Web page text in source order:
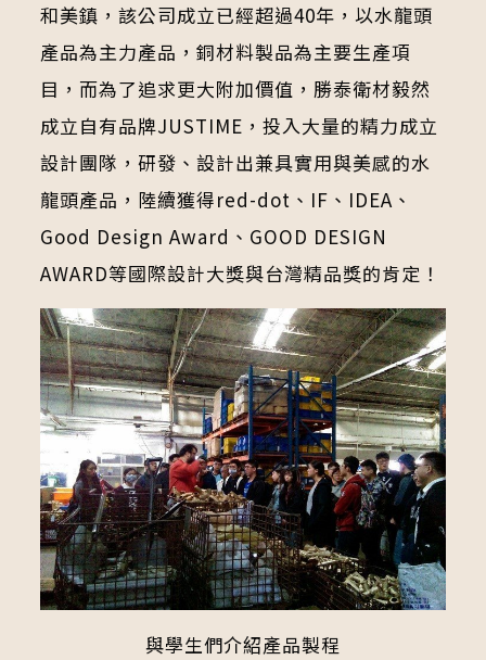
和美鎮，該公司成立已經超過40年，以水龍頭
產品為主力產品，銅材料製品為主要生產項
目，而為了追求更大附加價值，勝泰衛材毅然
成立自有品牌JUSTIME，投入大量的精力成立
設計團隊，研發、設計出兼具實用與美感的水
龍頭產品，陸續獲得red-dot、IF、IDEA、
Good Design Award、GOOD DESIGN
AWARD等國際設計大獎與台灣精品獎的肯定！
與學生們介紹產品製程